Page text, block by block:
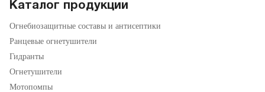
Каталог продукции
Огнебиозащитные составы и антисептики
Ранцевые огнетушители
Гидранты
Огнетушители
Мотопомпы